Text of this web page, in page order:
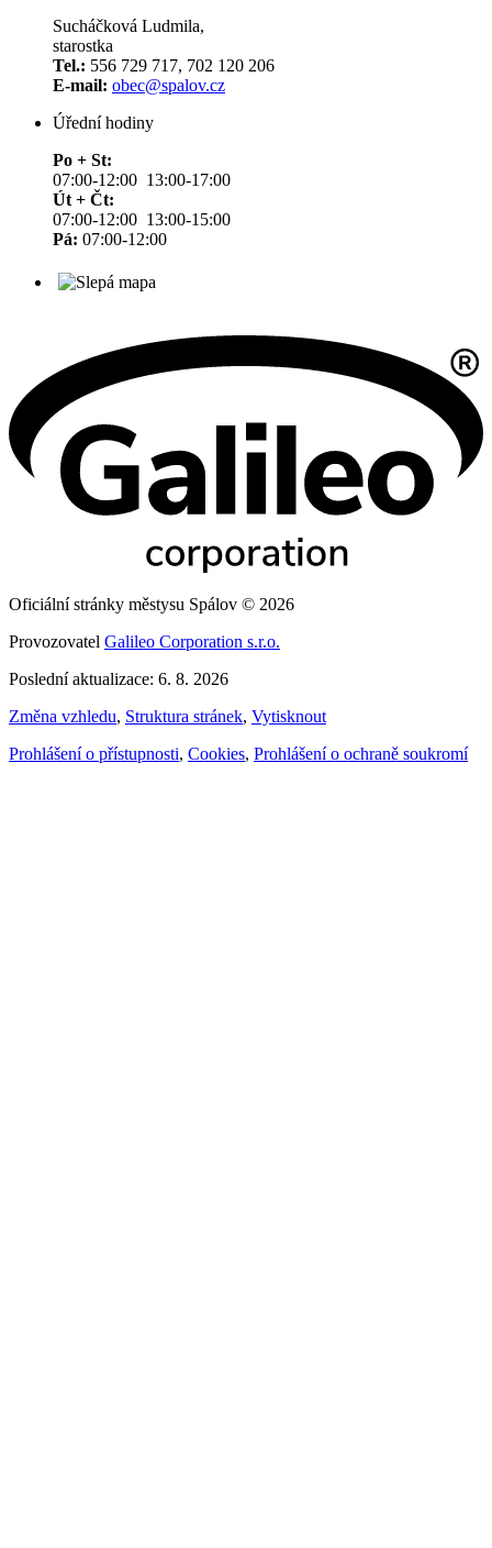
Sucháčková Ludmila,
starostka
Tel.: 556 729 717, 702 120 206
E-mail: obec@spalov.cz
Úřední hodiny
Po + St:
07:00-12:00 13:00-17:00
Út + Čt:
07:00-12:00 13:00-15:00
Pá: 07:00-12:00
Oficiální stránky městysu Spálov © 2026
Provozovatel Galileo Corporation s.r.o.
Poslední aktualizace: 6. 8. 2026
Změna vzhledu, Struktura stránek, Vytisknout
Prohlášení o přístupnosti, Cookies, Prohlášení o ochraně soukromí